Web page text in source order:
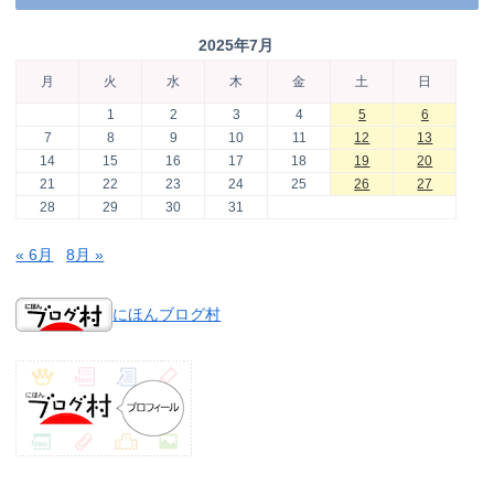
2025年7月
月 火 水 木 金 土 日
1 2 3 4 5
6
7
8 9 10 11 12
13
14
15 16 17 18 19
20
21
22 23 24 25 26
27
28
29 30 31
« 6月 8月 »
にほんブログ村